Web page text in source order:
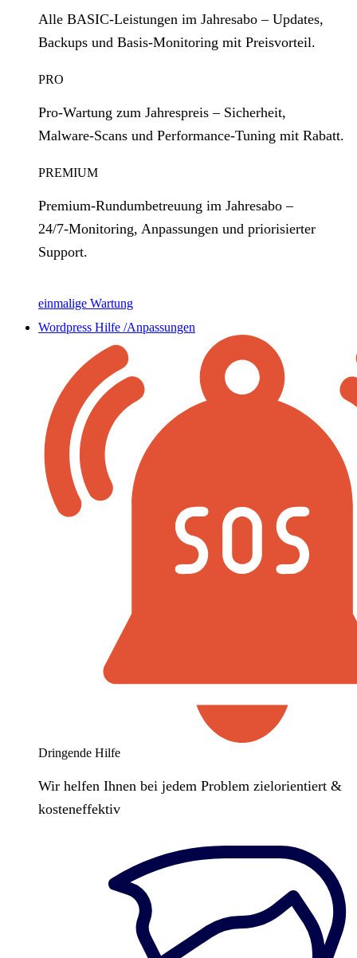
Alle BASIC‑Leistungen im Jahresabo – Updates,
Backups und Basis‑Monitoring mit Preisvorteil.
PRO
Pro‑Wartung zum Jahrespreis – Sicherheit,
Malware‑Scans und Performance‑Tuning mit Rabatt.
PREMIUM
Premium‑Rundumbetreuung im Jahresabo –
24/7‑Monitoring, Anpassungen und priorisierter
Support.
einmalige Wartung
Wordpress Hilfe /Anpassungen
Dringende Hilfe
Wir helfen Ihnen bei jedem Problem zielorientiert &
kosteneffektiv